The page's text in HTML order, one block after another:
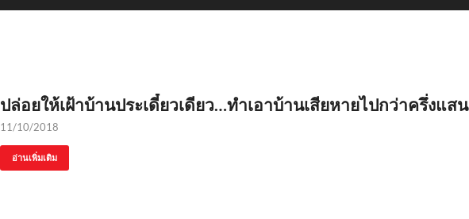
ปล่อยให้เฝ้าบ้านประเดี๋ยวเดียว…ทำเอาบ้านเสียหายไปกว่าครึ่งแสน
11/10/2018
อ่านเพิ่มเติม